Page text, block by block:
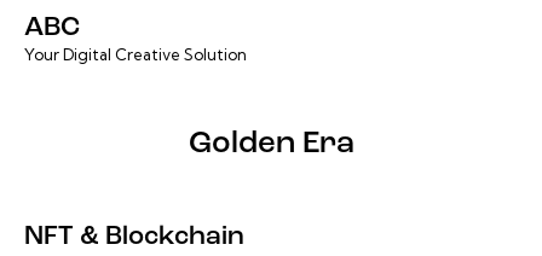
ABC
Your Digital Creative Solution
Golden Era
NFT & Blockchain